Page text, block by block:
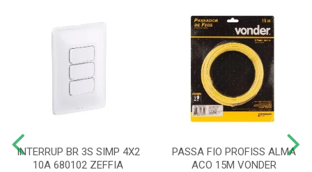
INTERRUP BR 3S SIMP 4X2
10A 680102 ZEFFIA
PASSA FIO PROFISS ALMA
ACO 15M VONDER